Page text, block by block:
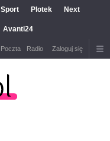
Sport Plotek Next
Avanti24
Poczta Radio Zaloguj się